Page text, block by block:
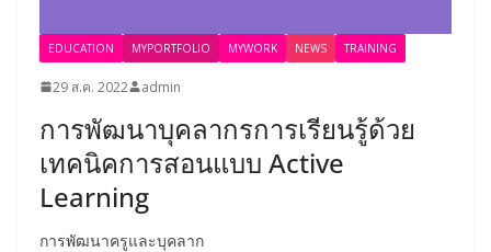
EDUCATION MYPORTFOLIO MYWORK NEWS TRAINING
29 ส.ค. 2022 admin
การพัฒนาบุคลากรการเรียนรู้ด้วย
เทคนิคการสอนแบบ Active
Learning
การพัฒนาครูและบุคลาก